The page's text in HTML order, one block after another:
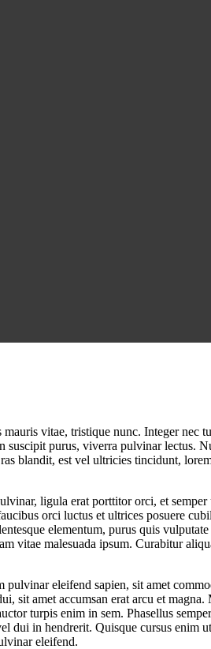
vitae, tristique nunc. Integer nec
purus, viverra pulvinar lectus.
blandit, est vel ultricies tincidunt,
ligula erat porttitor orci, et
orci luctus et ultrices posuere
elementum, purus quis
vitae malesuada ipsum. Curabitur
eleifend sapien, sit amet
amet accumsan erat arcu et
turpis enim in sem. Phasellus
in hendrerit. Quisque cursus enim
eleifend.